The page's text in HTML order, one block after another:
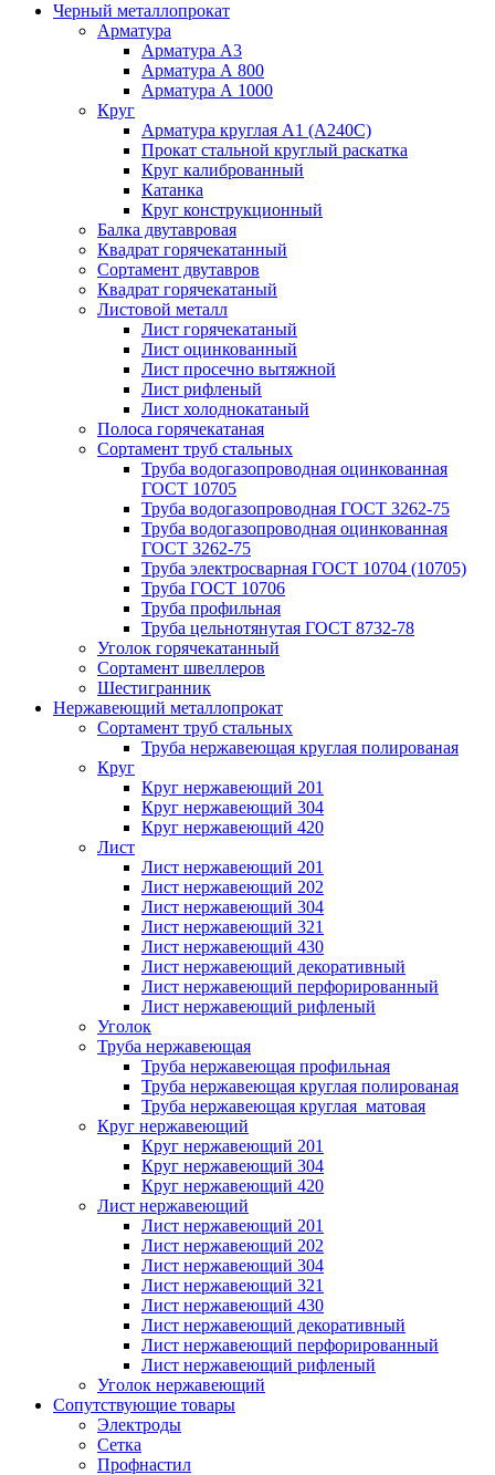
Черный металлопрокат
Арматура
Арматура А3
Арматура А 800
Арматура А 1000
Круг
Арматура круглая А1 (А240C)
Прокат стальной круглый раскатка
Круг калиброванный
Катанка
Круг конструкционный
Балка двутавровая
Квадрат горячекатанный
Сортамент двутавров
Квадрат горячекатаный
Листовой металл
Лист горячекатаный
Лист оцинкованный
Лист просечно вытяжной
Лист рифленый
Лист холоднокатаный
Полоса горячекатаная
Сортамент труб стальных
Труба водогазопроводная оцинкованная
ГОСТ 10705
Труба водогазопроводная ГОСТ 3262-75
Труба водогазопроводная оцинкованная
ГОСТ 3262-75
Труба электросварная ГОСТ 10704 (10705)
Труба ГОСТ 10706
Труба профильная
Труба цельнотянутая ГОСТ 8732-78
Уголок горячекатанный
Сортамент швеллеров
Шестигранник
Нержавеющий металлопрокат
Сортамент труб стальных
Труба нержавеющая круглая полированая
Круг
Круг нержавеющий 201
Круг нержавеющий 304
Круг нержавеющий 420
Лист
Лист нержавеющий 201
Лист нержавеющий 202
Лист нержавеющий 304
Лист нержавеющий 321
Лист нержавеющий 430
Лист нержавеющий декоративный
Лист нержавеющий перфорированный
Лист нержавеющий рифленый
Уголок
Труба нержавеющая
Труба нержавеющая профильная
Труба нержавеющая круглая полированая
Труба нержавеющая круглая матовая
Круг нержавеющий
Круг нержавеющий 201
Круг нержавеющий 304
Круг нержавеющий 420
Лист нержавеющий
Лист нержавеющий 201
Лист нержавеющий 202
Лист нержавеющий 304
Лист нержавеющий 321
Лист нержавеющий 430
Лист нержавеющий декоративный
Лист нержавеющий перфорированный
Лист нержавеющий рифленый
Уголок нержавеющий
Cопутствующие товары
Электроды
Сетка
Профнастил